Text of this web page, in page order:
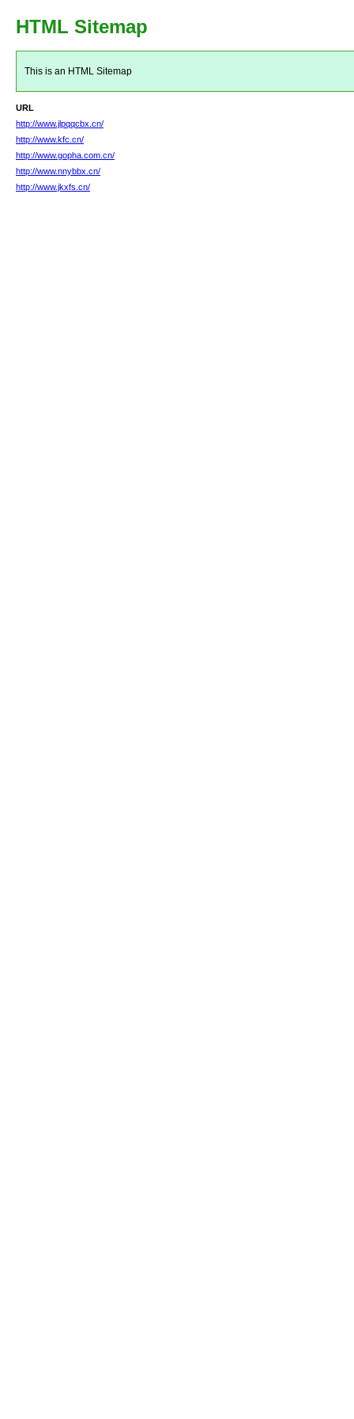
HTML Sitemap
This is an HTML Sitemap
URL
http://www.jlpqqcbx.cn/
http://www.kfc.cn/
http://www.gopha.com.cn/
http://www.nnybbx.cn/
http://www.jkxfs.cn/